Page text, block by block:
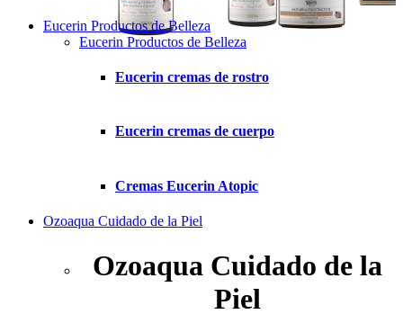
Eucerin Productos de Belleza
Eucerin Productos de Belleza
Eucerin cremas de rostro
Eucerin cremas de cuerpo
Cremas Eucerin Atopic
Ozoaqua Cuidado de la Piel
Ozoaqua Cuidado de la
Piel